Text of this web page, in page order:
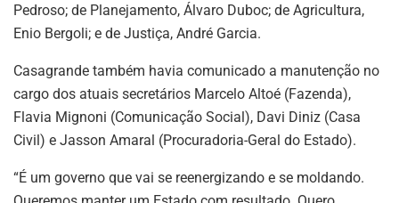
Pedroso; de Planejamento, Álvaro Duboc; de Agricultura,
Enio Bergoli; e de Justiça, André Garcia.
Casagrande também havia comunicado a manutenção no
cargo dos atuais secretários Marcelo Altoé (Fazenda),
Flavia Mignoni (Comunicação Social), Davi Diniz (Casa
Civil) e Jasson Amaral (Procuradoria-Geral do Estado).
“É um governo que vai se reenergizando e se moldando.